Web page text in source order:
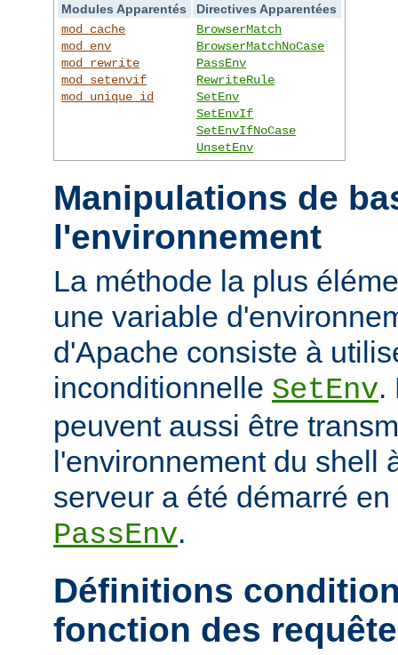
Modules Apparentés
Directives Apparentées
mod_cache
mod_env
mod_rewrite
mod_setenvif
mod_unique_id
BrowserMatch
BrowserMatchNoCase
PassEnv
RewriteRule
SetEnv
SetEnvIf
SetEnvIfNoCase
UnsetEnv
Manipulations de
l'environnement
La méthode la plus
une variable
d'Apache consiste à
inconditionnelle SetEnv.
peuvent aussi être
l'environnement du shell
serveur a été démarré
PassEnv.
Définitions
fonction des